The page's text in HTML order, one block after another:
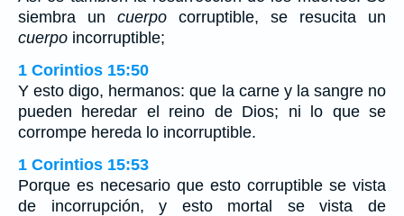
siembra un cuerpo corruptible, se resucita un
cuerpo incorruptible;
1 Corintios 15:50
Y esto digo, hermanos: que la carne y la sangre no
pueden heredar el reino de Dios; ni lo que se
corrompe hereda lo incorruptible.
1 Corintios 15:53
Porque es necesario que esto corruptible se vista
de incorrupción, y esto mortal se vista de